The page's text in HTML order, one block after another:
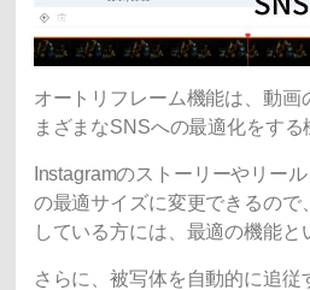
オートリフレーム機能は、動画
まざまなSNSへの最適化をする
Instagramのストーリーやリー
の最適サイズに変更できるので
している方には、最適の機能と
さらに、被写体を自動的に追従